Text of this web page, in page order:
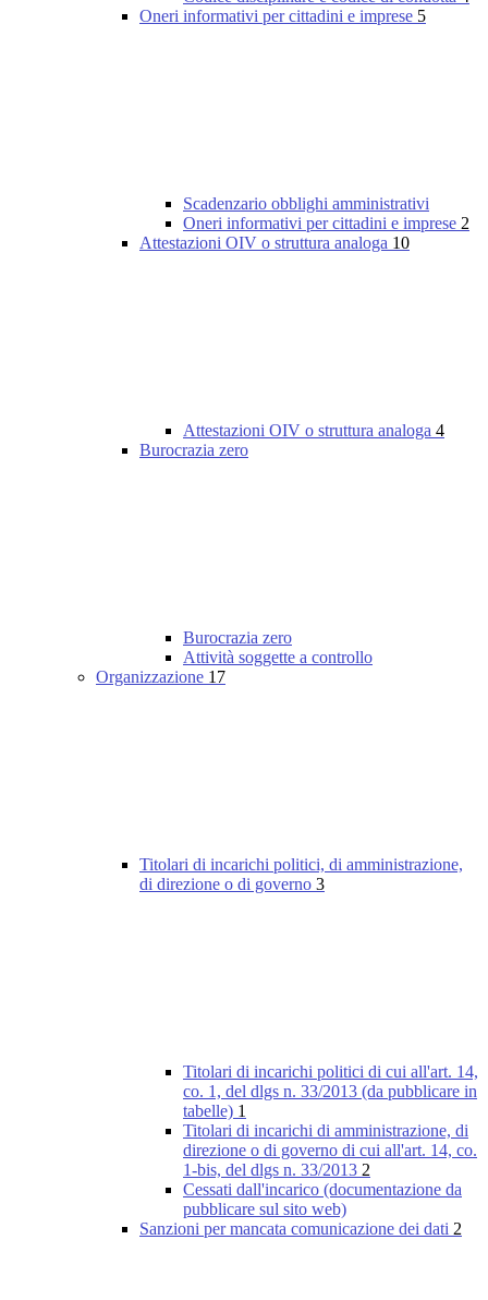
Oneri informativi per cittadini e imprese 5
Scadenzario obblighi amministrativi
Oneri informativi per cittadini e imprese 2
Attestazioni OIV o struttura analoga 10
Attestazioni OIV o struttura analoga 4
Burocrazia zero
Burocrazia zero
Attività soggette a controllo
Organizzazione 17
Titolari di incarichi politici, di amministrazione,
di direzione o di governo 3
Titolari di incarichi politici di cui all'art. 14,
co. 1, del dlgs n. 33/2013 (da pubblicare in
tabelle) 1
Titolari di incarichi di amministrazione, di
direzione o di governo di cui all'art. 14, co.
1-bis, del dlgs n. 33/2013 2
Cessati dall'incarico (documentazione da
pubblicare sul sito web)
Sanzioni per mancata comunicazione dei dati 2